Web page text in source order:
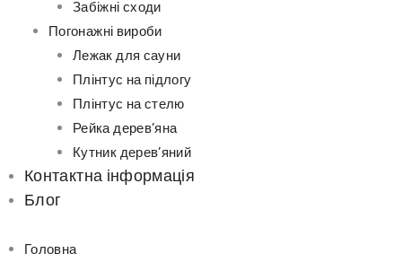
Забіжні сходи
Погонажні вироби
Лежак для сауни
Плінтус на підлогу
Плінтус на стелю
Рейка дерев’яна
Кутник дерев’яний
Контактна інформація
Блог
Головна